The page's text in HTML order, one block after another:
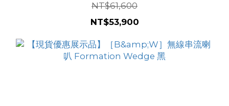
NT$61,600
NT$53,900